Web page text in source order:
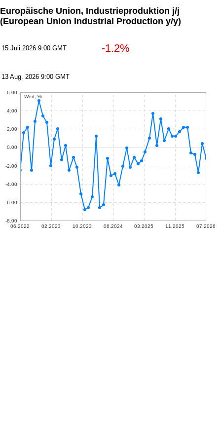
Europäische Union, Industrieproduktion j/j
(European Union Industrial Production y/y)
15 Juli 2026 9:00 GMT -1.2%
13 Aug. 2026 9:00 GMT